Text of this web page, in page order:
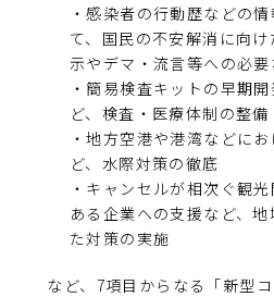
・感染者の行動歴などの
て、国民の不安解消に向
示やデマ・流言等への必
・簡易検査キットの早期
ど、検査・医療体制の整備
・地方空港や港湾などに
ど、水際対策の徹底
・キャンセルが相次ぐ観
ある企業への支援など、
た対策の実施
など、7項目からなる「新型